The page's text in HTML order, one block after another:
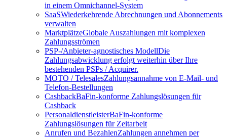
in einem Omnichannel-System
SaaSWiederkehrende Abrechnungen und Abonnements
verwalten
MarktplätzeGlobale Auszahlungen mit komplexen
Zahlungsströmen
PSP-/Anbieter‑agnostisches ModellDie
Zahlungsabwicklung erfolgt weiterhin über Ihre
bestehenden PSPs / Acquirer.
MOTO / TelesalesZahlungsannahme von E-Mail- und
Telefon-Bestellungen
CashbackBaFin-konforme Zahlungslösungen für
Cashback
PersonaldienstleisterBaFin-konforme
Zahlungslösungen für Zeitarbeit
Anrufen und BezahlenZahlungen annehmen per